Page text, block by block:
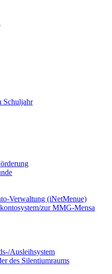
Schuljahr
Verwaltung (iNetMenue)
zur MMG-Mensa
Ausleihsystem
des Silentiumraums